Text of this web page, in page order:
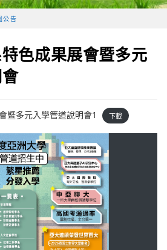
公告
色成果展會暨多元
暨多元入學管道說明會1 下載